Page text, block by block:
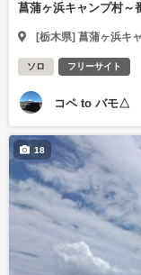
菖蒲ヶ浜キャンプ村～
[栃木県] 菖蒲ヶ浜キ
ソロ フリーサイト
コペ to バモ△
18